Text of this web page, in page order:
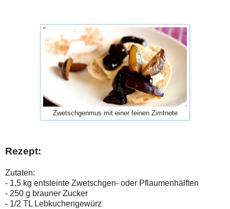
Zwetschgenmus mit einer feinen Zimtnote
Rezept:
Zutaten:
- 1,5 kg entsteinte Zwetschgen- oder Pflaumenhälften
- 250 g brauner Zucker
- 1/2 TL Lebkuchengewürz